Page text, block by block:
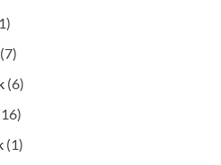
(7)
(6)
(1)